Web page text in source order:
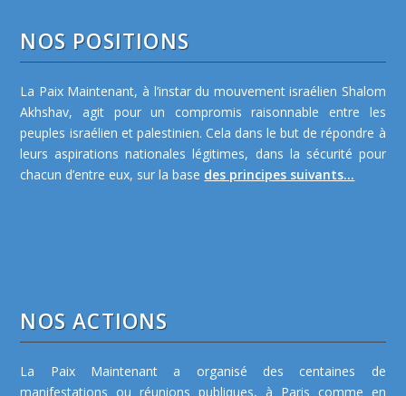
NOS POSITIONS
La Paix Maintenant, à l’instar du mouvement israélien Shalom
Akhshav, agit pour un compromis raisonnable entre les
peuples israélien et palestinien. Cela dans le but de répondre à
leurs aspirations nationales légitimes, dans la sécurité pour
chacun d’entre eux, sur la base des principes suivants...
NOS ACTIONS
La Paix Maintenant a organisé des centaines de
manifestations ou réunions publiques, à Paris comme en